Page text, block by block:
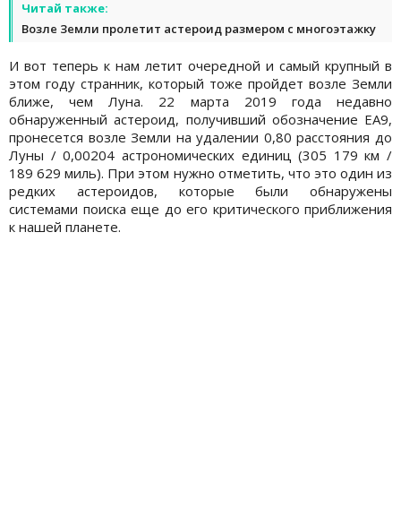
Читай также:
Возле Земли пролетит астероид размером с многоэтажку
И вот теперь к нам летит очередной и самый крупный в
этом году странник, который тоже пройдет возле Земли
ближе, чем Луна. 22 марта 2019 года недавно
обнаруженный астероид, получивший обозначение EA9,
пронесется возле Земли на удалении 0,80 расстояния до
Луны / 0,00204 астрономических единиц (305 179 км /
189 629 миль). При этом нужно отметить, что это один из
редких астероидов, которые были обнаружены
системами поиска еще до его критического приближения
к нашей планете.